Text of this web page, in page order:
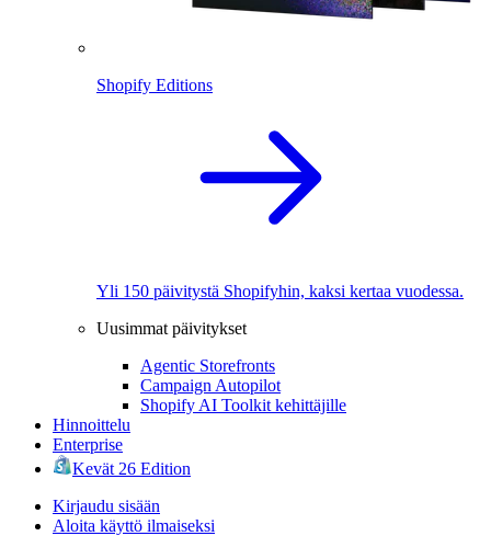
Shopify Editions
Yli 150 päivitystä Shopifyhin, kaksi kertaa vuodessa.
Uusimmat päivitykset
Agentic Storefronts
Campaign Autopilot
Shopify AI Toolkit kehittäjille
Hinnoittelu
Enterprise
Kevät 26 Edition
Kirjaudu sisään
Aloita käyttö ilmaiseksi